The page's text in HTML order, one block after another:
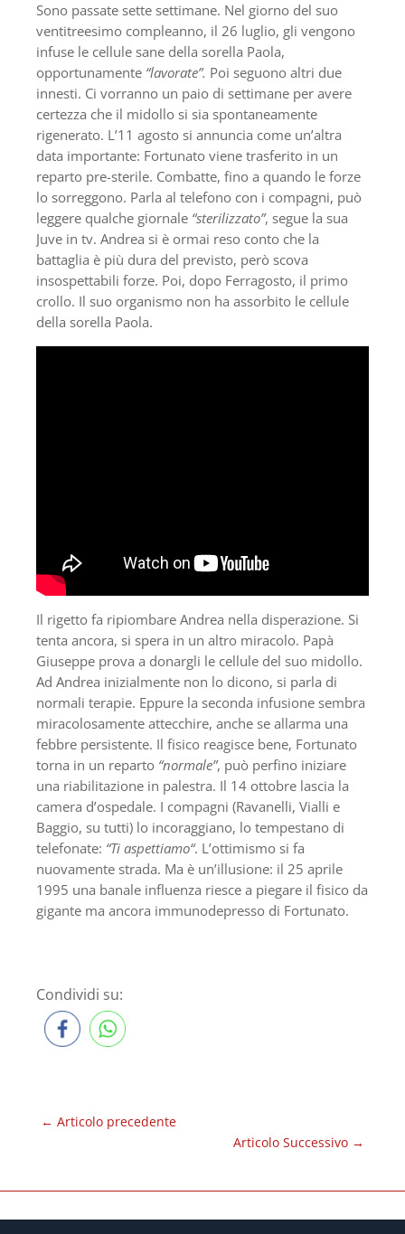
Sono passate sette settimane. Nel giorno del suo
ventitreesimo compleanno, il 26 luglio, gli vengono
infuse le cellule sane della sorella Paola,
opportunamente “lavorate”. Poi seguono altri due
innesti. Ci vorranno un paio di settimane per avere
certezza che il midollo si sia spontaneamente
rigenerato. L’11 agosto si annuncia come un’altra
data importante: Fortunato viene trasferito in un
reparto pre-sterile. Combatte, fino a quando le forze
lo sorreggono. Parla al telefono con i compagni, può
leggere qualche giornale “sterilizzato”, segue la sua
Juve in tv. Andrea si è ormai reso conto che la
battaglia è più dura del previsto, però scova
insospettabili forze. Poi, dopo Ferragosto, il primo
crollo. Il suo organismo non ha assorbito le cellule
della sorella Paola.
Il rigetto fa ripiombare Andrea nella disperazione. Si
tenta ancora, si spera in un altro miracolo. Papà
Giuseppe prova a donargli le cellule del suo midollo.
Ad Andrea inizialmente non lo dicono, si parla di
normali terapie. Eppure la seconda infusione sembra
miracolosamente attecchire, anche se allarma una
febbre persistente. Il fisico reagisce bene, Fortunato
torna in un reparto “normale”, può perfino iniziare
una riabilitazione in palestra. Il 14 ottobre lascia la
camera d’ospedale. I compagni (Ravanelli, Vialli e
Baggio, su tutti) lo incoraggiano, lo tempestano di
telefonate: “Ti aspettiamo“. L’ottimismo si fa
nuovamente strada. Ma è un’illusione: il 25 aprile
1995 una banale influenza riesce a piegare il fisico da
gigante ma ancora immunodepresso di Fortunato.
Condividi su:
← Articolo precedente
Articolo Successivo →